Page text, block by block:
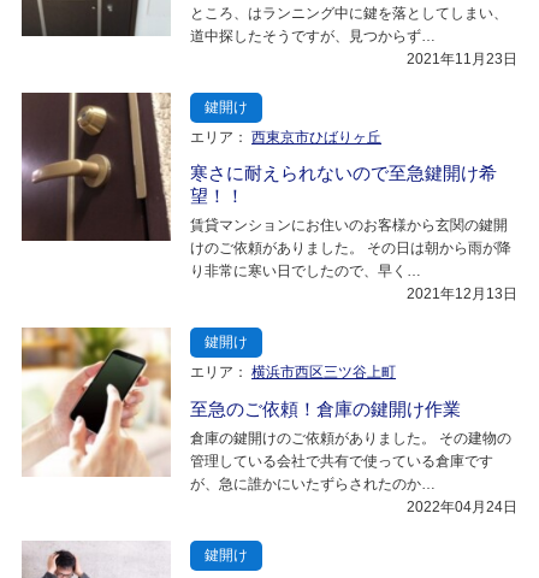
ところ、はランニング中に鍵を落としてしまい、
道中探したそうですが、見つからず…
2021年11月23日
鍵開け
エリア： 西東京市ひばりヶ丘
寒さに耐えられないので至急鍵開け希
望！！
賃貸マンションにお住いのお客様から玄関の鍵開
けのご依頼がありました。 その日は朝から雨が降
り非常に寒い日でしたので、早く…
2021年12月13日
鍵開け
エリア： 横浜市西区三ツ谷上町
至急のご依頼！倉庫の鍵開け作業
倉庫の鍵開けのご依頼がありました。 その建物の
管理している会社で共有で使っている倉庫です
が、急に誰かにいたずらされたのか…
2022年04月24日
鍵開け